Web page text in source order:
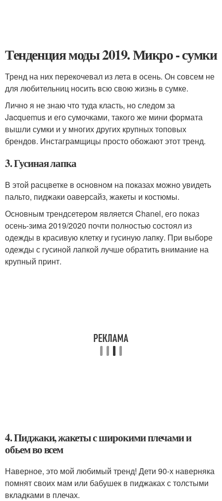
Тенденция моды 2019. Микро - сумки
Тренд на них перекочевал из лета в осень. Он совсем не
для любительниц носить всю свою жизнь в сумке.
Лично я не знаю что туда класть, но следом за
Jacquemus и его сумочками, такого же мини формата
вышли сумки и у многих других крупных топовых
брендов. Инстаграмщицы просто обожают этот тренд.
3. Гусиная лапка
В этой расцветке в основном на показах можно увидеть
пальто, пиджаки оаверсайз, жакеты и костюмы.
Основным трендсетером является Chanel, его показ
осень-зима 2019/2020 почти полностью состоял из
одежды в красивую клетку и гусиную лапку. При выборе
одежды с гусиной лапкой лучше обратить внимание на
крупный принт.
4. Пиджаки, жакеты с широкими плечами и
обьем во всем
Наверное, это мой любимый тренд! Дети 90-х наверняка
помнят своих мам или бабушек в пиджаках с толстыми
вкладками в плечах.